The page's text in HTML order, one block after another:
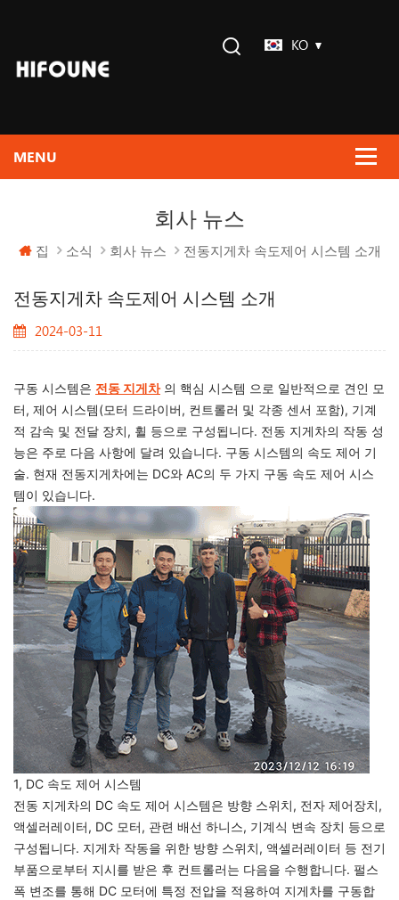
KO
회사 뉴스
집 소식 회사 뉴스 전동지게차 속도제어 시스템 소개
전동지게차 속도제어 시스템 소개
2024-03-11
구동 시스템은 전동 지게차의 핵심 시스템 으로 일반적으로 견인 모
터, 제어 시스템(모터 드라이버, 컨트롤러 및 각종 센서 포함), 기계
적 감속 및 전달 장치, 휠 등으로 구성됩니다. 전동 지게차의 작동 성
능은 주로 다음 사항에 달려 있습니다. 구동 시스템의 속도 제어 기
술. 현재 전동지게차에는 DC와 AC의 두 가지 구동 속도 제어 시스
템이 있습니다.
1, DC 속도 제어 시스템
전동 지게차의 DC 속도 제어 시스템은 방향 스위치, 전자 제어장치,
액셀러레이터, DC 모터, 관련 배선 하니스, 기계식 변속 장치 등으로
구성됩니다. 지게차 작동을 위한 방향 스위치, 액셀러레이터 등 전기
부품으로부터 지시를 받은 후 컨트롤러는 다음을 수행합니다. 펄스
폭 변조를 통해 DC 모터에 특정 전압을 적용하여 지게차를 구동합